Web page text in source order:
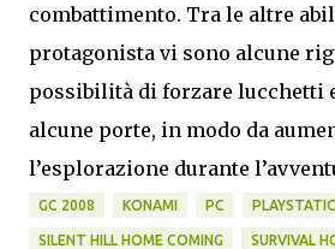
combattimento. Tra le altre
protagonista vi sono alcune
possibilità di forzare lucchetti
alcune porte, in modo da
l’esplorazione durante
GC 2008 KONAMI PC
SILENT HILL HOME COMING SURVIVAL